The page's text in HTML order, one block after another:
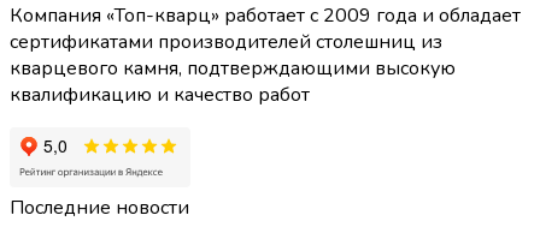
Компания «Топ-кварц» работает с 2009 года и обладает
сертификатами производителей столешниц из
кварцевого камня, подтверждающими высокую
квалификацию и качество работ
Последние новости